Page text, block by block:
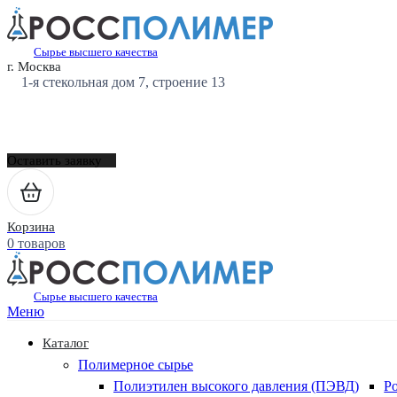
Сырье высшего качества
г. Москва
1-я стекольная дом 7, строение 13
Оставить заявку
Корзина
0 товаров
Сырье высшего качества
Меню
Каталог
Полимерное сырье
Полиэтилен высокого давления (ПЭВД)